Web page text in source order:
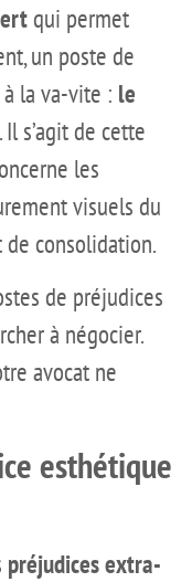
qui permet
un poste de
la va-vite : le
. Il s’agit de cette
les
visuels du
consolidation.
de préjudices
à négocier.
avocat ne
esthétique
préjudices extra-